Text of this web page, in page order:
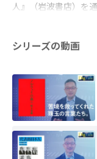
人』（岩波書店）を
シリーズの動画